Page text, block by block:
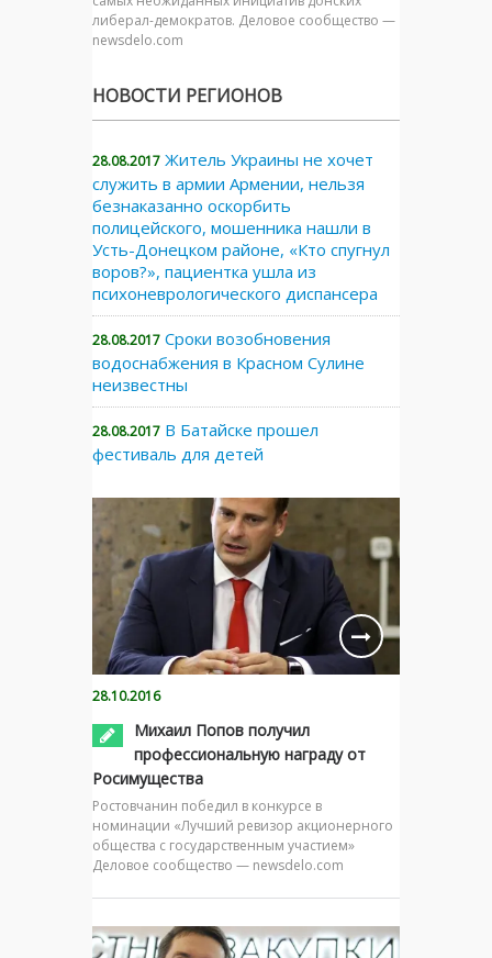
либерал-демократов. Деловое сообщество —
newsdelo.com
НОВОСТИ РЕГИОНОВ
28.08.2017 Житель Украины не хочет
служить в армии Армении, нельзя
безнаказанно оскорбить
полицейского, мошенника нашли в
Усть-Донецком районе, «Кто спугнул
воров?», пациентка ушла из
психоневрологического диспансера
28.08.2017 Сроки возобновения
водоснабжения в Красном Сулине
неизвестны
28.08.2017 В Батайске прошел
фестиваль для детей
28.10.2016
Михаил Попов получил
профессиональную награду от
Росимущества
Ростовчанин победил в конкурсе в
номинации «Лучший ревизор акционерного
общества с государственным участием»
Деловое сообщество — newsdelo.com